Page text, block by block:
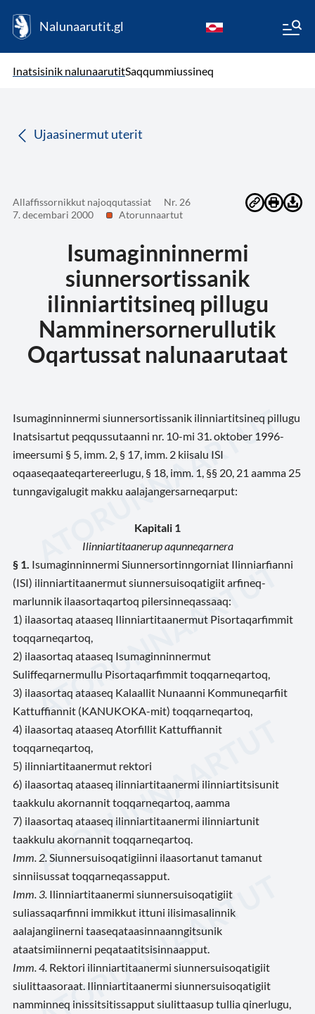
Nalunaarutit.gl
Inatsisinik nalunaarutitSaqqummiussineq
Ujaasinermut uterit
Allaffissornikkut najoqqutassiat
Nr. 26
7. decembari 2000
Atorunnaartut
Isumaginninnermi
siunnersortissanik
ilinniartitsineq pillugu
Namminersornerullutik
Oqartussat nalunaarutaat
Isumaginninnermi siunnersortissanik ilinniartitsineq pillugu
Inatsisartut peqqussutaanni nr. 10-mi 31. oktober 1996-
imeersumi § 5, imm. 2, § 17, imm. 2 kiisalu ISI
oqaaseqaateqartereerlugu, § 18, imm. 1, §§ 20, 21 aamma 25
tunngavigalugit makku aalajangersarneqarput:
Kapitali 1
Ilinniartitaanerup aqunneqarnera
§ 1. Isumaginninnermi Siunnersortinngorniat Ilinniarfianni
(ISI) ilinniartitaanermut siunnersuisoqatigiit arfineq-
marlunnik ilaasortaqartoq pilersinneqassaaq:
1) ilaasortaq ataaseq Ilinniartitaanermut Pisortaqarfimmit
toqqarneqartoq,
2) ilaasortaq ataaseq Isumaginninnermut
Suliffeqarnermullu Pisortaqarfimmit toqqarneqartoq,
3) ilaasortaq ataaseq Kalaallit Nunaanni Kommuneqarfiit
Kattuffiannit (KANUKOKA-mit) toqqarneqartoq,
4) ilaasortaq ataaseq Atorfillit Kattuffiannit
toqqarneqartoq,
5) ilinniartitaanermut rektori
6) ilaasortaq ataaseq ilinniartitaanermi ilinniartitsisunit
taakkulu akornannit toqqarneqartoq, aamma
7) ilaasortaq ataaseq ilinniartitaanermi ilinniartunit
taakkulu akornannit toqqarneqartoq.
Imm. 2. Siunnersuisoqatigiinni ilaasortanut tamanut
sinniisussat toqqarneqassapput.
Imm. 3. Ilinniartitaanermi siunnersuisoqatigiit
suliassaqarfinni immikkut ittuni ilisimasalinnik
aalajangiinerni taaseqataasinnaanngitsunik
ataatsimiinnerni peqataatitsisinnaapput.
Imm. 4. Rektori ilinniartitaanermi siunnersuisoqatigiit
siulittaasoraat. Ilinniartitaanermi siunnersuisoqatigiit
namminneq inissitsitissapput siulittaasup tullia qinerlugu,